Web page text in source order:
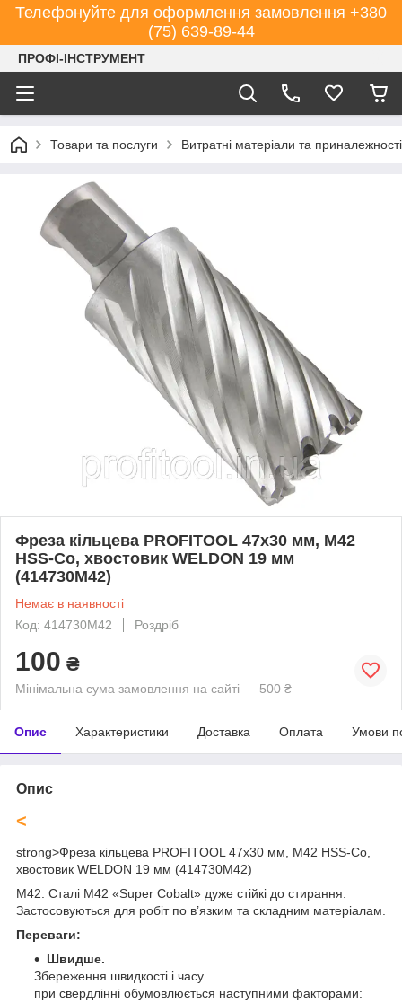
Телефонуйте для оформлення замовлення +380
(75) 639-89-44
ПРОФІ-ІНСТРУМЕНТ
Товари та послуги Витратні матеріали та
Фреза кільцева PROFITOOL 47х30 мм, M42
HSS-Co, хвостовик WELDON 19 мм
(414730M42)
Немає в наявності
Код: 414730M42
Роздріб
100 ₴
Мінімальна сума замовлення на сайті — 500 ₴
Опис Характеристики Доставка Оплата Умови
Опис
<
strong>Фреза кільцева PROFITOOL 47х30 мм, M42 HSS-Co,
хвостовик WELDON 19 мм (414730M42)
M42. Сталі М42 «Super Cobalt» дуже стійкі до стирання.
Застосовуються для робіт по в’язким та складним матеріалам.
Переваги:
Швидше.
Збереження швидкості і часу
при свердлінні обумовлюється наступними факторами: